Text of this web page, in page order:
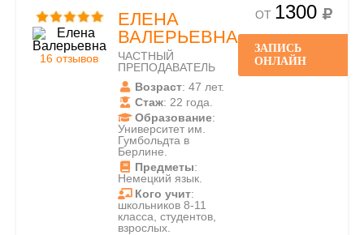
16 отзывов
ЕЛЕНА
ВАЛЕРЬЕВНА
ЧАСТНЫЙ
ПРЕПОДАВАТЕЛЬ
Возраст: 47 лет.
Стаж: 22 года.
Образование:
Университет им.
Гумбольдта в
Берлине.
Предметы:
Немецкий язык.
Кого учит:
школьников 8-11
класса, студентов,
взрослых.
ОТ 1300
ЗАПИСЬ
ОНЛАЙН